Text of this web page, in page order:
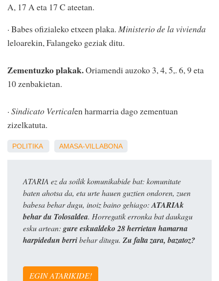
A, 17 A eta 17 C ateetan.
· Babes ofizialeko etxeen plaka. Ministerio de la vivienda
leloarekin, Falangeko geziak ditu.
Zementuzko plakak.Oriamendi auzoko 3, 4, 5,. 6, 9 eta
10 zenbakietan.
· Sindicato Verticalen harmarria dago zementuan
zizelkatuta.
POLITIKA AMASA-VILLABONA
ATARIA ez da soilik komunikabide bat: komunitate
baten ahotsa da, eta urte hauen guztien ondoren, zuen
babesa behar dugu, inoiz baino gehiago: ATARIAk
behar du Tolosaldea. Horregatik erronka bat daukagu
esku artean: gure eskualdeko 28 herrietan hamarna
harpidedun berribehar ditugu. Zu falta zara, bazatoz?
EGIN ATARIKIDE!